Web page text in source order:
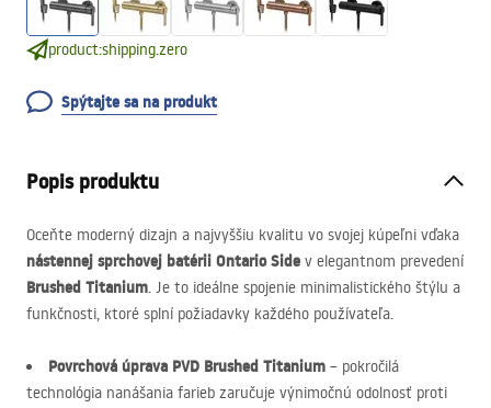
product:shipping.zero
Spýtajte sa na produkt
Popis produktu
Oceňte moderný dizajn a najvyššiu kvalitu vo svojej kúpeľni vďaka
nástennej sprchovej batérii Ontario Side v elegantnom prevedení
Brushed Titanium. Je to ideálne spojenie minimalistického štýlu a
funkčnosti, ktoré splní požiadavky každého používateľa.
Povrchová úprava PVD Brushed Titanium – pokročilá
technológia nanášania farieb zaručuje výnimočnú odolnosť proti